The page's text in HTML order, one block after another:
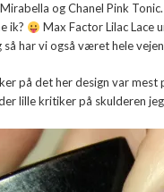
og Chanel Pink
ik?
Max Factor Lilac Lace
så har vi også været hele
på det her design var
lille kritiker på skulderen